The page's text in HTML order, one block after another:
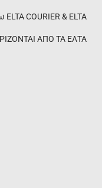
COURIER & ELTA
ΑΠΟ ΤΑ ΕΛΤΑ